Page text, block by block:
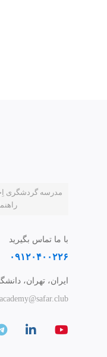
مدرسه گردشگری
با ما تماس بگیرید
۰۹۱۲۰۴۰۰۲۲۶
ایران، تهران،
academy@safar.club